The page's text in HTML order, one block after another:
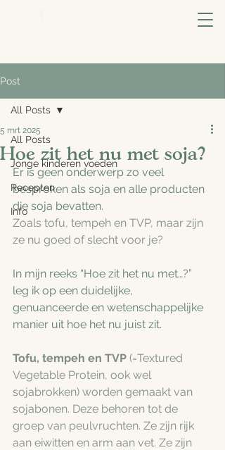
Post
All Posts
Jonge kinderen voeden
Recepten
Info
All Posts
Hoe zit het nu met soja?
5 mrt 2025
Er is geen onderwerp zo veel
besproken als soja en alle producten
die soja bevatten.
Zoals tofu, tempeh en TVP, maar zijn
ze nu goed of slecht voor je?
In mijn reeks “Hoe zit het nu met…?”
leg ik op een duidelijke,
genuanceerde en wetenschappelijke
manier uit hoe het nu juist zit.
Tofu, tempeh en TVP (=Textured
Vegetable Protein, ook wel
sojabrokken) worden gemaakt van
sojabonen. Deze behoren tot de
groep van peulvruchten. Ze zijn rijk
aan eiwitten en arm aan vet. Ze zijn